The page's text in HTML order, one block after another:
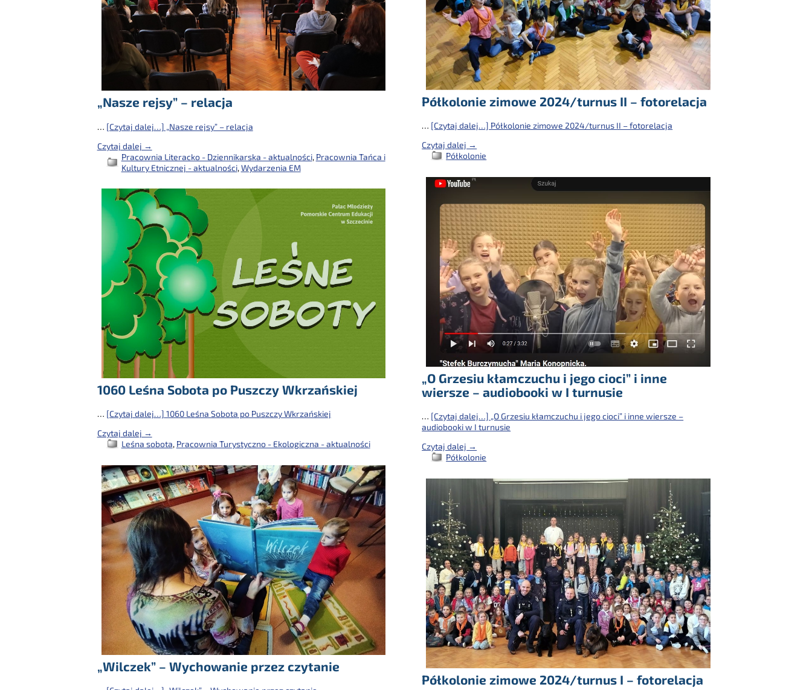
Półkolonie zimowe 2024/turnus II – fotorelacja
… [Czytaj dalej…] Półkolonie zimowe 2024/turnus II – fotorelacja
Czytaj dalej →
Półkolonie
„Nasze rejsy” – relacja
… [Czytaj dalej…] „Nasze rejsy” – relacja
Czytaj dalej →
Pracownia Literacko - Dziennikarska - aktualności, Pracownia Tańca i
Kultury Etnicznej - aktualności,Wydarzenia EM
„O Grzesiu kłamczuchu i jego cioci” i inne
wiersze – audiobooki w I turnusie
… [Czytaj dalej…] „O Grzesiu kłamczuchu i jego cioci” i inne wiersze –
audiobooki w I turnusie
Czytaj dalej →
Półkolonie
1060 Leśna Sobota po Puszczy Wkrzańskiej
… [Czytaj dalej…] 1060 Leśna Sobota po Puszczy Wkrzańskiej
Czytaj dalej →
Leśna sobota, Pracownia Turystyczno - Ekologiczna - aktualności
„Wilczek” – Wychowanie przez czytanie
Półkolonie zimowe 2024/turnus I – fotorelacja